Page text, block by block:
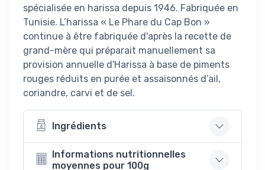
spécialisée en harissa depuis 1946. Fabriquée en
Tunisie. L’harissa « Le Phare du Cap Bon »
continue à être fabriquée d'après la recette de
grand-mère qui préparait manuellement sa
provision annuelle d'Harissa à base de piments
rouges réduits en purée et assaisonnés d’ail,
coriandre, carvi et de sel.
Ingrédients
Informations nutritionnelles
moyennes pour 100g